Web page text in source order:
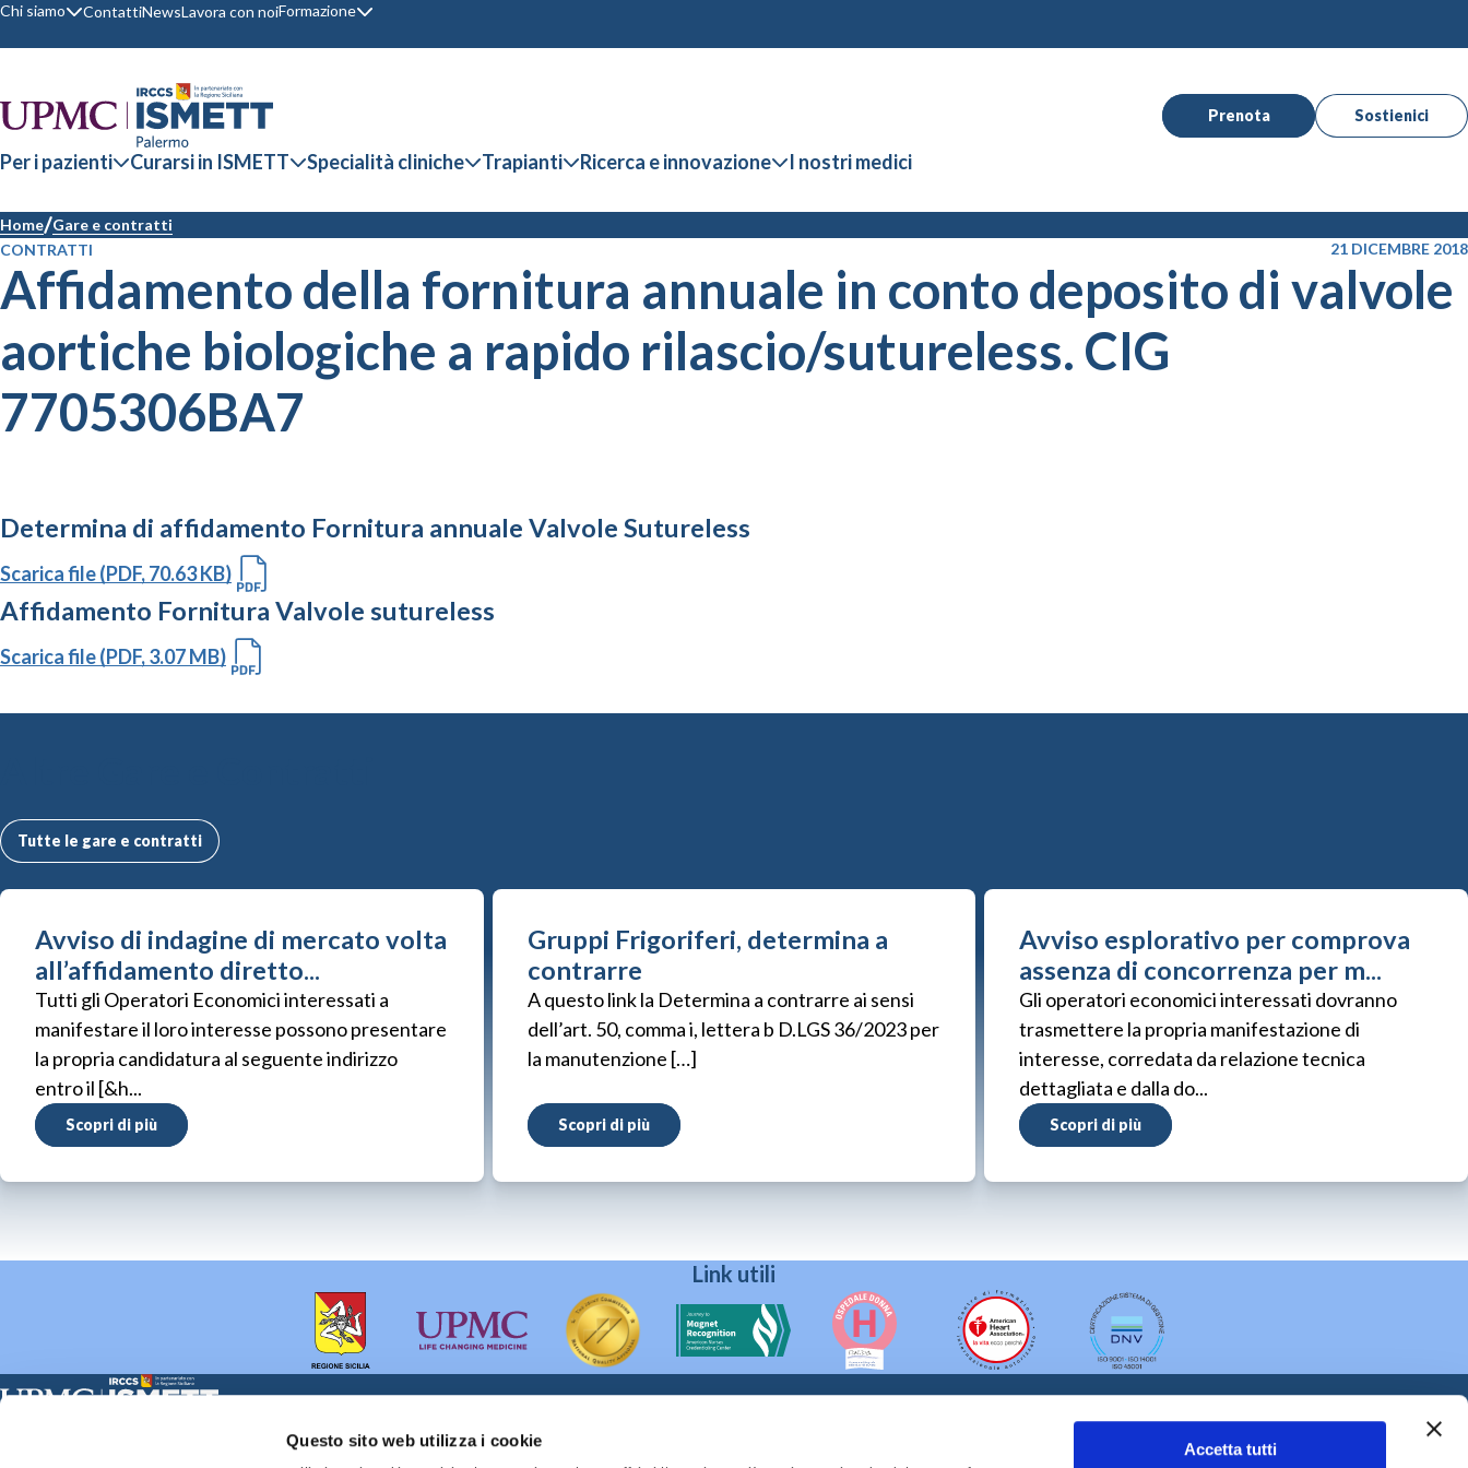
Questo sito web utilizza i cookie Accetta tutti
Chi siamo ContattiNewsLavora con noiFormazione
Prenota Sostienici
Per i pazienti Curarsi in ISMETT Specialità cliniche Trapianti Ricerca e innovazione I nostri medici
Home Gare e contratti
CONTRATTI
21 DICEMBRE 2018
Affidamento della fornitura annuale in conto deposito di valvole
aortiche biologiche a rapido rilascio/sutureless. CIG
7705306BA7
Determina di affidamento Fornitura annuale Valvole Sutureless
Scarica file (PDF, 70.63 KB)
Affidamento Fornitura Valvole sutureless
Scarica file (PDF, 3.07 MB)
Tutte le gare e contratti
Avviso di indagine di mercato volta
all’affidamento diretto...
Tutti gli Operatori Economici interessati a
manifestare il loro interesse possono presentare
la propria candidatura al seguente indirizzo
entro il [&h...
Scopri di più
Gruppi Frigoriferi, determina a
contrarre
A questo link la Determina a contrarre ai sensi
dell’art. 50, comma i, lettera b D.LGS 36/2023 per
la manutenzione […]
Scopri di più
Avviso esplorativo per comprova
assenza di concorrenza per m...
Gli operatori economici interessati dovranno
trasmettere la propria manifestazione di
interesse, corredata da relazione tecnica
dettagliata e dalla do...
Scopri di più
Link utili
Sede Sociale: